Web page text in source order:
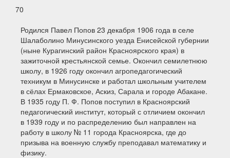
70
Родился Павел Попов 23 декабря 1906 года в селе
Шалаболино Минусинского уезда Енисейской губернии
(ныне Курагинский район Красноярского края) в
зажиточной крестьянской семье. Окончил семилетнюю
школу, в 1926 году окончил агропедагогический
техникум в Минусинске и работал школьным учителем
в сёлах Ермаковское, Аскиз, Сарала и городе Абакане.
В 1935 году П. Ф. Попов поступил в Красноярский
педагогический институт, который с отличием окончил
в 1939 году и по распределению был направлен на
работу в школу № 11 города Красноярска, где до
призыва на военную службу преподавал математику и
физику.